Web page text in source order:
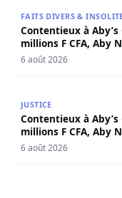
FAITS DIVERS &
Contentieux à
millions F CFA, Aby
sociaux
6 août 2026
JUSTICE
Contentieux à
millions F CFA, Aby
sociaux
6 août 2026